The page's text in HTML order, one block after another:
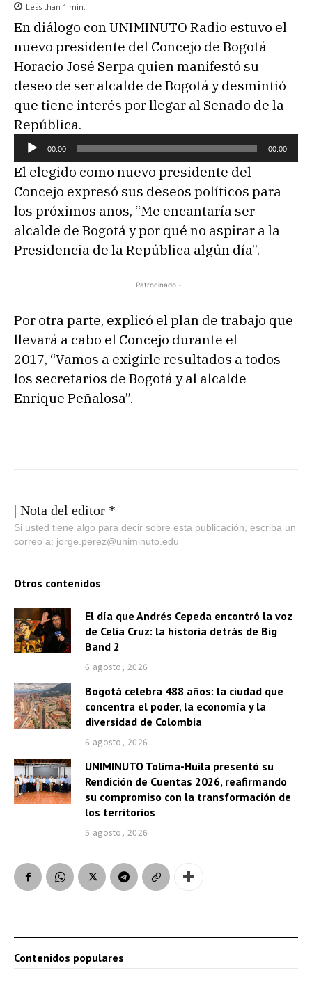
Less than 1 min.
En diálogo con UNIMINUTO Radio estuvo el
nuevo presidente del Concejo de Bogotá
Horacio José Serpa quien manifestó su
deseo de ser alcalde de Bogotá y desmintió
que tiene interés por llegar al Senado de la
República.
e
p
r
o
d
u
o
r
d
e
a
00:00 00:00
El elegido como nuevo presidente del
Concejo expresó sus deseos políticos para
los próximos años, “Me encantaría ser
alcalde de Bogotá y por qué no aspirar a la
Presidencia de la República algún día”.
- Patrocinado -
Por otra parte, explicó el plan de trabajo que
llevará a cabo el Concejo durante el
2017, “Vamos a exigirle resultados a todos
los secretarios de Bogotá y al alcalde
Enrique Peñalosa”.
| Nota del editor *
Si usted tiene algo para decir sobre esta publicación, escriba un
correo a: jorge.perez@uniminuto.edu
Otros contenidos
El día que Andrés Cepeda encontró la voz
de Celia Cruz: la historia detrás de Big
Band 2
6 agosto, 2026
Bogotá celebra 488 años: la ciudad que
concentra el poder, la economía y la
diversidad de Colombia
6 agosto, 2026
UNIMINUTO Tolima-Huila presentó su
Rendición de Cuentas 2026, reafirmando
su compromiso con la transformación de
los territorios
5 agosto, 2026
Contenidos populares